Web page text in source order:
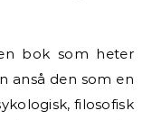
bok som heter
anså den som en
filosofisk